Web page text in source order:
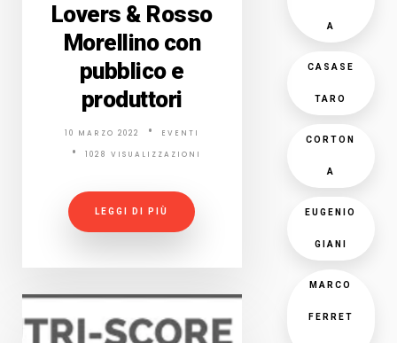
Lovers & Rosso
Morellino con
pubblico e
produttori
10 MARZO 2022 EVENTI
1028 VISUALIZZAZIONI
LEGGI DI PIÙ
A
CASASE
TARO
CORTON
A
EUGENIO
GIANI
MARCO
FERRET